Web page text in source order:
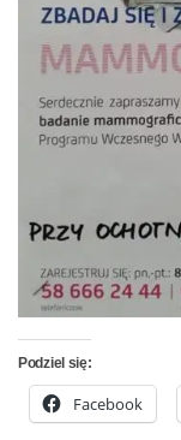
Podziel się:
Facebook